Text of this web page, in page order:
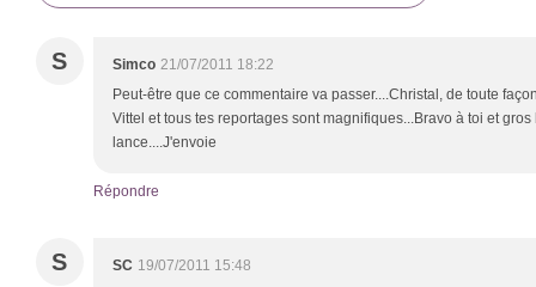
S Simco 21/07/2011 18:22
Peut-être que ce commentaire va passer....Christal, de toute
Vittel et tous tes reportages sont magnifiques...Bravo à toi et
lance....J'envoie
Répondre
S SC 19/07/2011 15:48